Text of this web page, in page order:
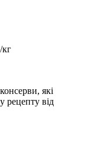
кг
які
рецепту від